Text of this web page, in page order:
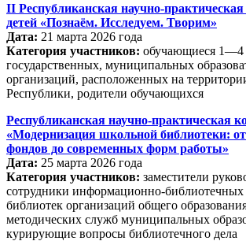
II Республиканская научно-
детей «Познаём. Исследуем. Творим»
Дата: 21 марта 2026 года
Категория участников: обучающиеся 1—4
государственных, муниципальных
организаций, расположенных на
Республики, родители обучающихся
Республиканская научно-практическая
«Модернизация школьной библиотеки:
фондов до современных форм работы»
Дата: 25 марта 2026 года
Категория участников: заместители
сотрудники информационно-библиотечных
библиотек организаций общего
методических служб муниципальных
курирующие вопросы библиотечного дела